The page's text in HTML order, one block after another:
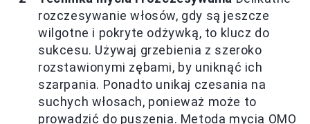
rozczesywanie włosów, gdy są jeszcze
wilgotne i pokryte odżywką, to klucz do
sukcesu. Używaj grzebienia z szeroko
rozstawionymi zębami, by uniknąć ich
szarpania. Ponadto unikaj czesania na
suchych włosach, ponieważ może to
prowadzić do puszenia. Metoda mycia OMO